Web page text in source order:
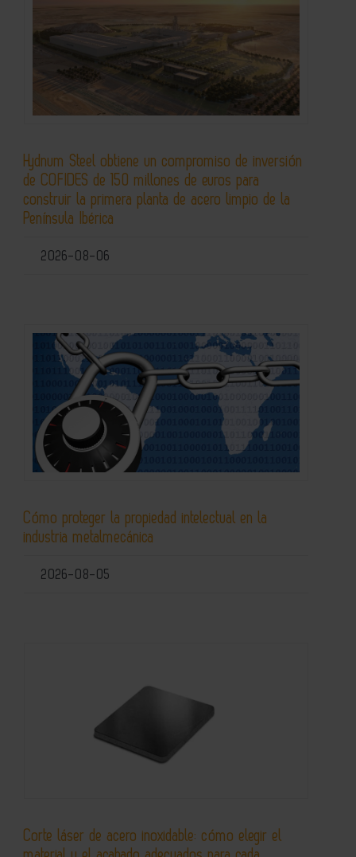
Hydnum Steel obtiene un compromiso de inversión
de COFIDES de 150 millones de euros para
construir la primera planta de acero limpio de la
Península Ibérica
2026-08-06
Cómo proteger la propiedad intelectual en la
industria metalmecánica
2026-08-05
Corte láser de acero inoxidable: cómo elegir el